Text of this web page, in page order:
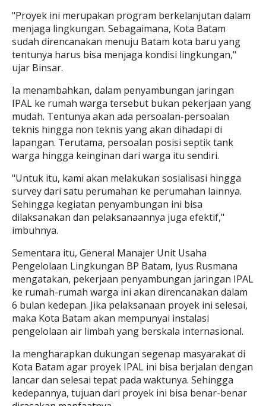
"Proyek ini merupakan program berkelanjutan dalam
menjaga lingkungan. Sebagaimana, Kota Batam
sudah direncanakan menuju Batam kota baru yang
tentunya harus bisa menjaga kondisi lingkungan,"
ujar Binsar.
Ia menambahkan, dalam penyambungan jaringan
IPAL ke rumah warga tersebut bukan pekerjaan yang
mudah. Tentunya akan ada persoalan-persoalan
teknis hingga non teknis yang akan dihadapi di
lapangan. Terutama, persoalan posisi septik tank
warga hingga keinginan dari warga itu sendiri.
"Untuk itu, kami akan melakukan sosialisasi hingga
survey dari satu perumahan ke perumahan lainnya.
Sehingga kegiatan penyambungan ini bisa
dilaksanakan dan pelaksanaannya juga efektif,"
imbuhnya.
Sementara itu, General Manajer Unit Usaha
Pengelolaan Lingkungan BP Batam, Iyus Rusmana
mengatakan, pekerjaan penyambungan jaringan IPAL
ke rumah-rumah warga ini akan direncanakan dalam
6 bulan kedepan. Jika pelaksanaan proyek ini selesai,
maka Kota Batam akan mempunyai instalasi
pengelolaan air limbah yang berskala internasional.
Ia mengharapkan dukungan segenap masyarakat di
Kota Batam agar proyek IPAL ini bisa berjalan dengan
lancar dan selesai tepat pada waktunya. Sehingga
kedepannya, tujuan dari proyek ini bisa benar-benar